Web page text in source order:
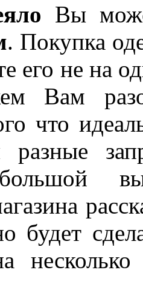
Вы
. Покупка
его не на
Вам
что
разные
будет